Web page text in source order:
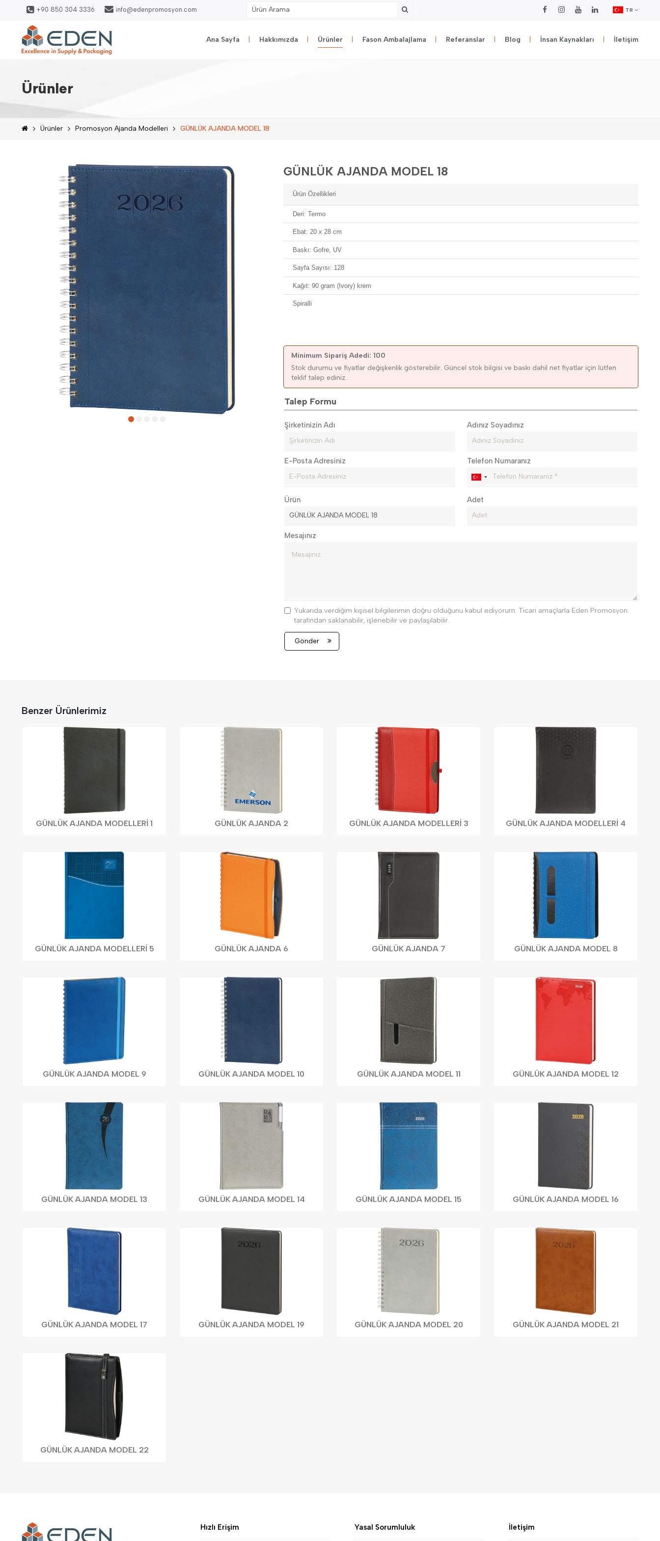
+90 850 304 3336 info@edenpromosyon.com TR
Ana Sayfa Hakkımızda Ürünler Fason Ambalajlama Referanslar Blog İnsan Kaynakları İletişim
Ürünler
Ürünler Promosyon Ajanda Modelleri GÜNLÜK AJANDA MODEL 18
GÜNLÜK AJANDA MODEL 18
Ürün Özellikleri
Deri: Termo
Ebat: 20 x 28 cm
Baskı: Gofre, UV
Sayfa Sayısı: 128
Kağıt: 90 gram (Ivory) krem
Spiralli
Minimum Sipariş Adedi: 100
Stok durumu ve fiyatlar değişkenlik gösterebilir. Güncel stok bilgisi ve baskı dahil net fiyatlar için lütfen
teklif talep ediniz.
Talep Formu
Şirketinizin Adı Adınız Soyadınız
E-Posta Adresiniz Telefon Numaranız
Ürün Adet
Mesajınız
Yukarıda verdiğim kişisel bilgilerimin doğru olduğunu kabul ediyorum. Ticari amaçlarla Eden Promosyon
tarafından saklanabilir, işlenebilir ve paylaşılabilir.
Gönder
Benzer Ürünlerimiz
GÜNLÜK AJANDA MODELLERİ 1 GÜNLÜK AJANDA 2 GÜNLÜK AJANDA MODELLERİ 3 GÜNLÜK AJANDA MODELLERİ 4
GÜNLÜK AJANDA MODELLERİ 5 GÜNLÜK AJANDA 6 GÜNLÜK AJANDA 7 GÜNLÜK AJANDA MODEL 8
GÜNLÜK AJANDA MODEL 9 GÜNLÜK AJANDA MODEL 10 GÜNLÜK AJANDA MODEL 11 GÜNLÜK AJANDA MODEL 12
GÜNLÜK AJANDA MODEL 13 GÜNLÜK AJANDA MODEL 14 GÜNLÜK AJANDA MODEL 15 GÜNLÜK AJANDA MODEL 16
GÜNLÜK AJANDA MODEL 17 GÜNLÜK AJANDA MODEL 19 GÜNLÜK AJANDA MODEL 20 GÜNLÜK AJANDA MODEL 21
GÜNLÜK AJANDA MODEL 22
Hızlı Erişim Yasal Sorumluluk İletişim